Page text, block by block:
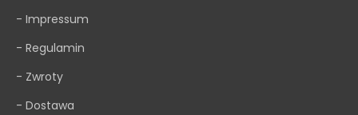
- Impressum
- Regulamin
- Zwroty
- Dostawa